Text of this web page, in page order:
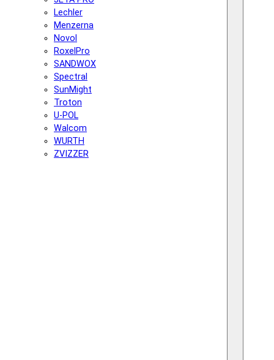
Lechler
Menzerna
Novol
RoxelPro
SANDWOX
Spectral
SunMight
Troton
U-POL
Walcom
WURTH
ZVIZZER